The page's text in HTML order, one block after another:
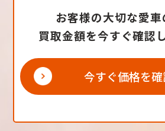
お客様の大切な愛車
買取金額を今すぐ確認
今すぐ価格を確